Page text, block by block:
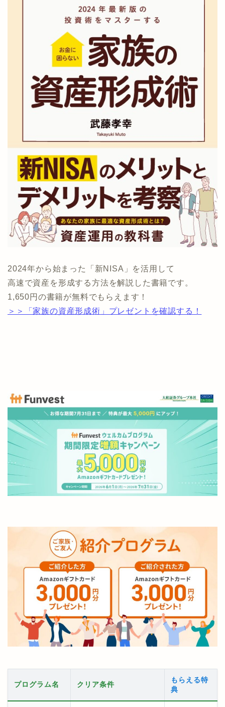
2024年から始まった「新NISA」を活用して
高速で資産を形成する方法を解説した書籍です。
1,650円の書籍が無料でもらえます！
＞＞「家族の資産形成術」プレゼントを確認する！
プログラム名 クリア条件
もらえる特
典